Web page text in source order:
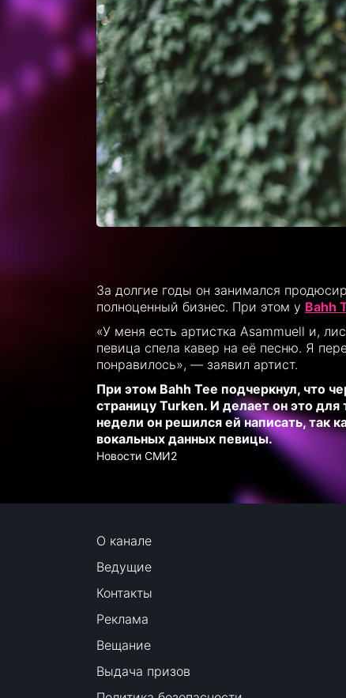
За долгие годы он занимался
полноценный бизнес. При этом у Bahh
«У меня есть артистка Asammuell и,
певица спела кавер на её песню. Я
понравилось», — заявил артист.
При этом Bahh Tee подчеркнул, что
страницу Turken. И делает он это
недели он решился ей написать, так
вокальных данных певицы.
Новости СМИ2
О канале
Ведущие
Контакты
Реклама
Вещание
Выдача призов